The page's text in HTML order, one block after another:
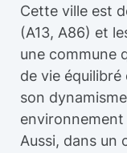
Cette ville est
(A13, A86) et
une commune
de vie
son
Aussi, dans